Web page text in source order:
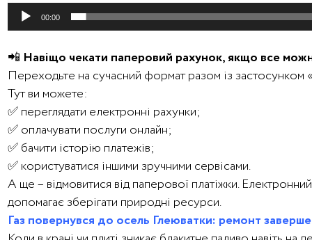
00:00
📲 Навіщо чекати паперовий рахунок, якщо все
Переходьте на сучасний формат разом із
Тут ви можете:
✅ переглядати електронні рахунки;
✅ оплачувати послуги онлайн;
✅ бачити історію платежів;
✅ користуватися іншими зручними сервісами.
А ще – відмовитися від паперової платіжки.
допомагає зберігати природні ресурси.
Газ повернувся до осель Глеюватки: ремонт